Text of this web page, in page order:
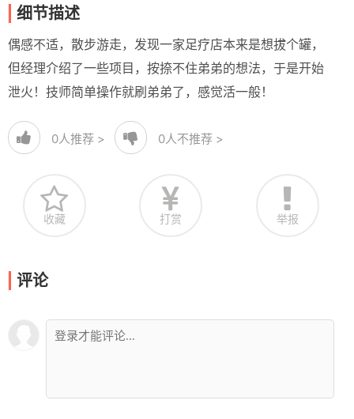
细节描述
偶感不适，散步游走，发现一家足疗店本来是想拔个罐，
但经理介绍了一些项目，按捺不住弟弟的想法，于是开始
泄火！技师简单操作就刷弟弟了，感觉活一般！
0人推荐 > 0人不推荐 >
收藏 打赏 举报
评论